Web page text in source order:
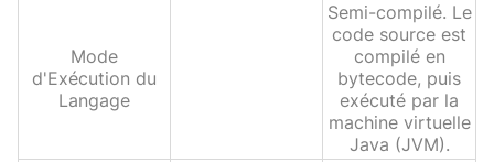
Mode
d'Exécution du
Langage
Semi-compilé. Le
code source est
compilé en
bytecode, puis
exécuté par la
machine virtuelle
Java (JVM).